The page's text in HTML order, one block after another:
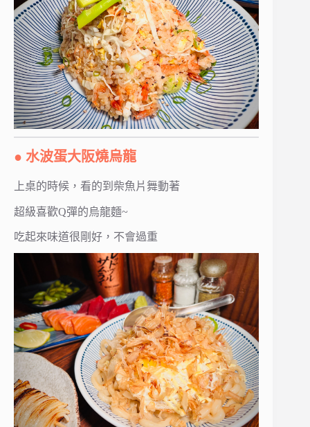
● 水波蛋大阪燒烏龍
上桌的時候，看的到柴魚片舞動著
超級喜歡Q彈的烏龍麵~
吃起來味道很剛好，不會過重